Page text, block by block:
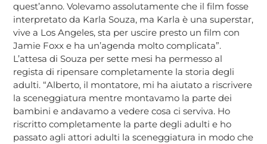
quest’anno. Volevamo assolutamente che il film fosse
interpretato da Karla Souza, ma Karla è una superstar,
vive a Los Angeles, sta per uscire presto un film con
Jamie Foxx e ha un’agenda molto complicata”.
L’attesa di Souza per sette mesi ha permesso al
regista di ripensare completamente la storia degli
adulti. “Alberto, il montatore, mi ha aiutato a riscrivere
la sceneggiatura mentre montavamo la parte dei
bambini e andavamo a vedere cosa ci serviva. Ho
riscritto completamente la parte degli adulti e ho
passato agli attori adulti la sceneggiatura in modo che